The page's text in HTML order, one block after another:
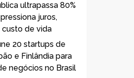
ultrapassa 80%
juros,
de vida
20 startups de
e Finlândia para
negócios no Brasil